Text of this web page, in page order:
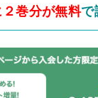
巻分が無料で